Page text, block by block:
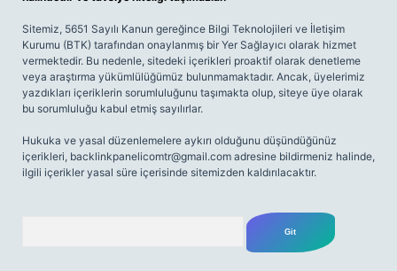
Sitemiz, 5651 Sayılı Kanun gereğince Bilgi Teknolojileri ve İletişim
Kurumu (BTK) tarafından onaylanmış bir Yer Sağlayıcı olarak hizmet
vermektedir. Bu nedenle, sitedeki içerikleri proaktif olarak denetleme
veya araştırma yükümlülüğümüz bulunmamaktadır. Ancak, üyelerimiz
yazdıkları içeriklerin sorumluluğunu taşımakta olup, siteye üye olarak
bu sorumluluğu kabul etmiş sayılırlar.
Hukuka ve yasal düzenlemelere aykırı olduğunu düşündüğünüz
içerikleri, backlinkpanelicomtr@gmail.com adresine bildirmeniz halinde,
ilgili içerikler yasal süre içerisinde sitemizden kaldırılacaktır.